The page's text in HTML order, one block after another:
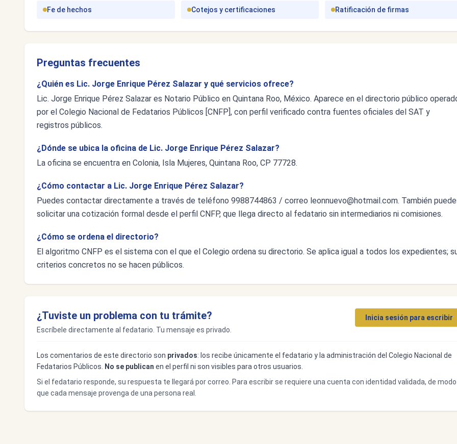
Fe de hechos Cotejos y certificaciones Ratificación de firmas
Preguntas frecuentes
¿Quién es Lic. Jorge Enrique Pérez Salazar y qué servicios ofrece?
Lic. Jorge Enrique Pérez Salazar es Notario Público en Quintana Roo, México. Aparece en el directorio público
por el Colegio Nacional de Fedatarios Públicos [CNFP], con perfil verificado contra fuentes oficiales del SAT y
registros públicos.
¿Dónde se ubica la oficina de Lic. Jorge Enrique Pérez Salazar?
La oficina se encuentra en Colonia, Isla Mujeres, Quintana Roo, CP 77728.
¿Cómo contactar a Lic. Jorge Enrique Pérez Salazar?
Puedes contactar directamente a través de teléfono 9988744863 / correo leonnuevo@hotmail.com. También
solicitar una cotización formal desde el perfil CNFP, que llega directo al fedatario sin intermediarios ni comisiones.
¿Cómo se ordena el directorio?
El algoritmo CNFP es el sistema con el que el Colegio ordena su directorio. Se aplica igual a todos los expedientes;
criterios concretos no se hacen públicos.
¿Tuviste un problema con tu trámite?
Escríbele directamente al fedatario. Tu mensaje es privado.
Inicia sesión para escribir
Los comentarios de este directorio son privados: los recibe únicamente el fedatario y la administración del Colegio Nacional de
Fedatarios Públicos.
No se publican en el perfil ni son visibles para otros usuarios.
Si el fedatario responde, su respuesta te llegará por correo. Para escribir se requiere una cuenta con identidad validada, de modo
que cada mensaje provenga de una persona real.